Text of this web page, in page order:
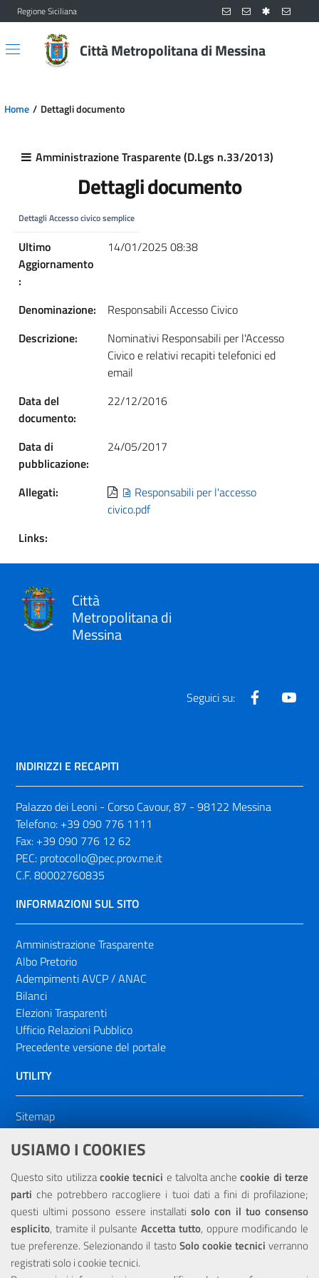
USIAMO I COOKIES
Questo sito utilizzacookie tecnici e talvolta anchecookie di terze
parti che potrebbero raccogliere i tuoi dati a fini di profilazione;
questi ultimi possono essere installatisolo con il tuo consenso
esplicito, tramite il pulsante Accetta tutto, oppure modificando le
tue preferenze. Selezionando il tasto Solo cookie tecnici verranno
registrati solo i cookie tecnici.
Vai al contenuto principale
Vai al menu principale
Regione Siciliana
Città Metropolitana di Messina
Home Dettagli documento
Amministrazione Trasparente (D.Lgs n.33/2013)
Dettagli documento
Dettagli Accesso civico semplice
Ultimo
Aggiornamento
:
14/01/2025 08:38
Denominazione:
Responsabili Accesso Civico
Descrizione:
Nominativi Responsabili per l'Accesso
Civico e relativi recapiti telefonici ed
email
Data del
documento:
22/12/2016
Data di
pubblicazione:
24/05/2017
Allegati:
Responsabili per l'accesso
civico.pdf
Links:
Città
Metropolitana di
Messina
Seguici su: Facebook
INDIRIZZI E RECAPITI
Palazzo dei Leoni - Corso Cavour, 87 - 98122 Messina
Telefono: +39 090 776 1111
Fax: +39 090 776 12 62
PEC: protocollo@pec.prov.me.it
C.F. 80002760835
INFORMAZIONI SUL SITO
Amministrazione Trasparente
Albo Pretorio
Adempimenti AVCP / ANAC
Bilanci
Elezioni Trasparenti
Ufficio Relazioni Pubblico
Precedente versione del portale
UTILITY
Sitemap
Dichiarazione di accessibilità
NOTE LEGALI
Privacy